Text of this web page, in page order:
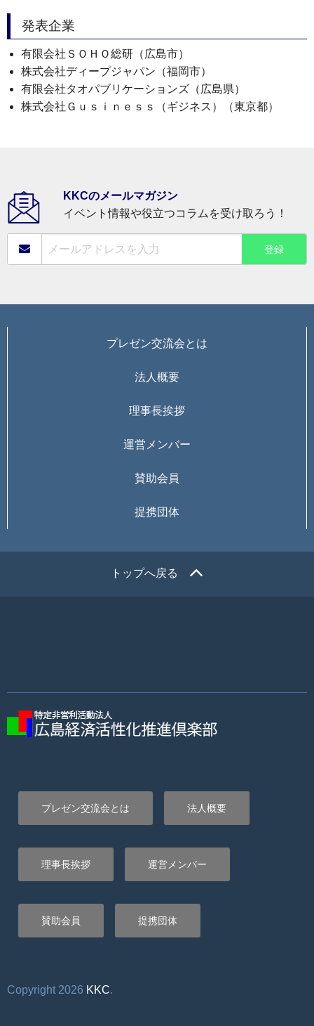
発表企業
有限会社ＳＯＨＯ総研（広島市）
株式会社ディープジャパン（福岡市）
有限会社タオパブリケーションズ（広島県）
株式会社Ｇｕｓｉｎｅｓｓ（ギジネス）（東京都）
KKCのメールマガジン
イベント情報や役立つコラムを受け取ろう！
プレゼン交流会とは
法人概要
理事長挨拶
運営メンバー
賛助会員
提携団体
トップへ戻る
プレゼン交流会とは 法人概要
理事長挨拶 運営メンバー
賛助会員 提携団体
Copyright 2026 KKC.